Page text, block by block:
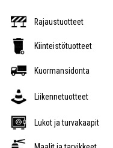
Rajaustuotteet
Kiinteistötuotteet
Kuormansidonta
Liikennetuotteet
Lukot ja turvakaapit